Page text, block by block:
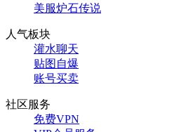
美服炉石传说
人气板块
灌水聊天
贴图自爆
账号买卖
社区服务
免费VPN